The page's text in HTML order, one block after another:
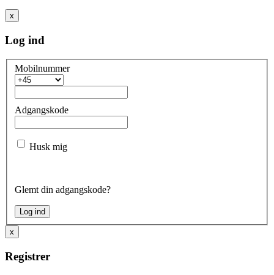
x
Log ind
Mobilnummer
Adgangskode
Husk mig
Glemt din adgangskode?
x
Registrer